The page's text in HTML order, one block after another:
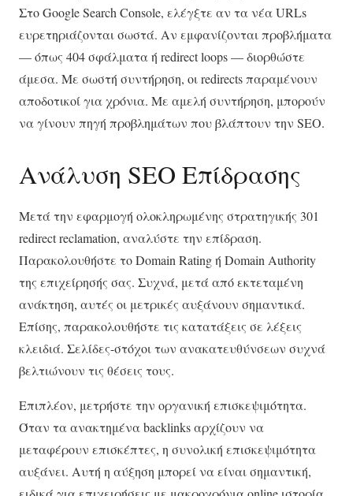
Στο Google Search Console, ελέγξτε αν τα νέα URLs
ευρετηριάζονται σωστά. Αν εμφανίζονται προβλήματα
— όπως 404 σφάλματα ή redirect loops — διορθώστε
άμεσα. Με σωστή συντήρηση, οι redirects παραμένουν
αποδοτικοί για χρόνια. Με αμελή συντήρηση, μπορούν
να γίνουν πηγή προβλημάτων που βλάπτουν την SEO.
Ανάλυση SEO Επίδρασης
Μετά την εφαρμογή ολοκληρωμένης στρατηγικής 301
redirect reclamation, αναλύστε την επίδραση.
Παρακολουθήστε το Domain Rating ή Domain Authority
της επιχείρησής σας. Συχνά, μετά από εκτεταμένη
ανάκτηση, αυτές οι μετρικές αυξάνουν σημαντικά.
Επίσης, παρακολουθήστε τις κατατάξεις σε λέξεις
κλειδιά. Σελίδες-στόχοι των ανακατευθύνσεων συχνά
βελτιώνουν τις θέσεις τους.
Επιπλέον, μετρήστε την οργανική επισκεψιμότητα.
Όταν τα ανακτημένα backlinks αρχίζουν να
μεταφέρουν επισκέπτες, η συνολική επισκεψιμότητα
αυξάνει. Αυτή η αύξηση μπορεί να είναι σημαντική,